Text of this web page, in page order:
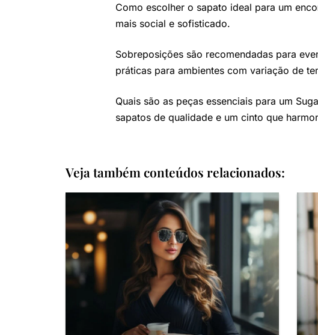
Como escolher o sapato ideal para um
mais social e sofisticado.
Sobreposições são recomendadas para
práticas para ambientes com variação de
Quais são as peças essenciais para um
sapatos de qualidade e um cinto que
Veja também conteúdos relacionados: